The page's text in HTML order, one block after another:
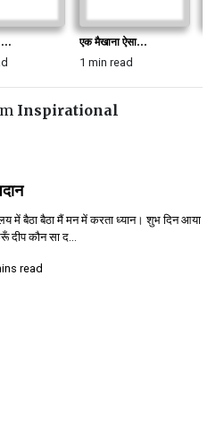
...
एक मैखाना ऐसा...
1 min read
Inspirational
में बैठा बैठा मैं मन में करता ध्यान। शुभ दिन आया
दीप कौन सा द...
read